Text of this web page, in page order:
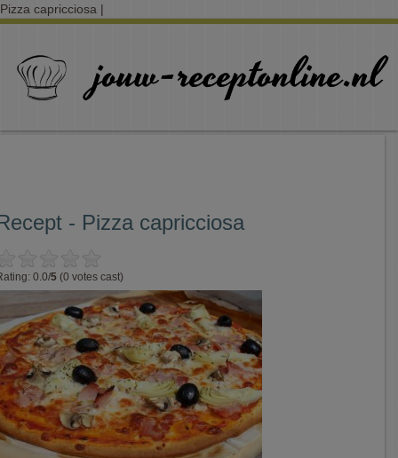
Pizza capricciosa |
- Pizza capricciosa
0.0/5 (0 votes cast)